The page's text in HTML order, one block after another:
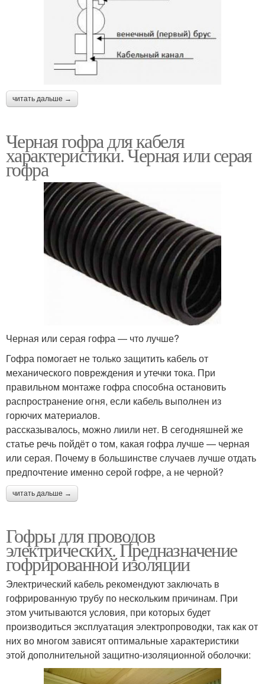
читать дальше →
Черная гофра для кабеля
характеристики. Черная или серая
гофра
Черная или серая гофра — что лучше?
Гофра помогает не только защитить кабель от
механического повреждения и утечки тока. При
правильном монтаже гофра способна остановить
распространение огня, если кабель выполнен из
горючих материалов.
рассказывалось, можно лиили нет. В сегодняшней же
статье речь пойдёт о том, какая гофра лучше — черная
или серая. Почему в большинстве случаев лучше отдать
предпочтение именно серой гофре, а не черной?
читать дальше →
Гофры для проводов
электрических. Предназначение
гофрированной изоляции
Электрический кабель рекомендуют заключать в
гофрированную трубу по нескольким причинам. При
этом учитываются условия, при которых будет
производиться эксплуатация электропроводки, так как от
них во многом зависят оптимальные характеристики
этой дополнительной защитно-изоляционной оболочки: